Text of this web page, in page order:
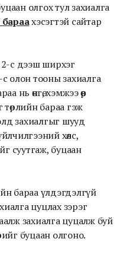
олгох тул захиалга
хэсэгтэй сайтар
2-с дээш ширхэг
олон тооны захиалга
нь өнгө, хэмжээ өөр
төрлийн бараа гэж
захиалгыг шууд
хөлс,
суутгаж, буцаан
бараа үлдэгдэлгүй
цуцлах зэрэг
захиалга цуцалж буй
буцаан олгоно.